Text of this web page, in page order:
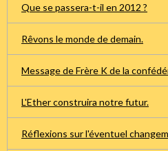
Que se passera-t-il en 2012 ?
Rêvons le monde de demain.
Message de Frère K de la
L'Ether construira notre futur.
Réflexions sur l'éventuel